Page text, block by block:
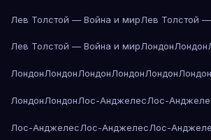
Лев Толстой — Война и мирЛев Толстой
Лев Толстой — Война и мирЛондонЛондон
ЛондонЛондонЛондонЛондонЛондонЛондон
ЛондонЛондонЛос-АнджелесЛос-
Лос-АнджелесЛос-АнджелесЛос-